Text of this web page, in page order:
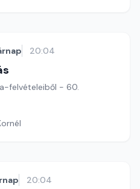
20:04
felvételeiből - 60.
20:04